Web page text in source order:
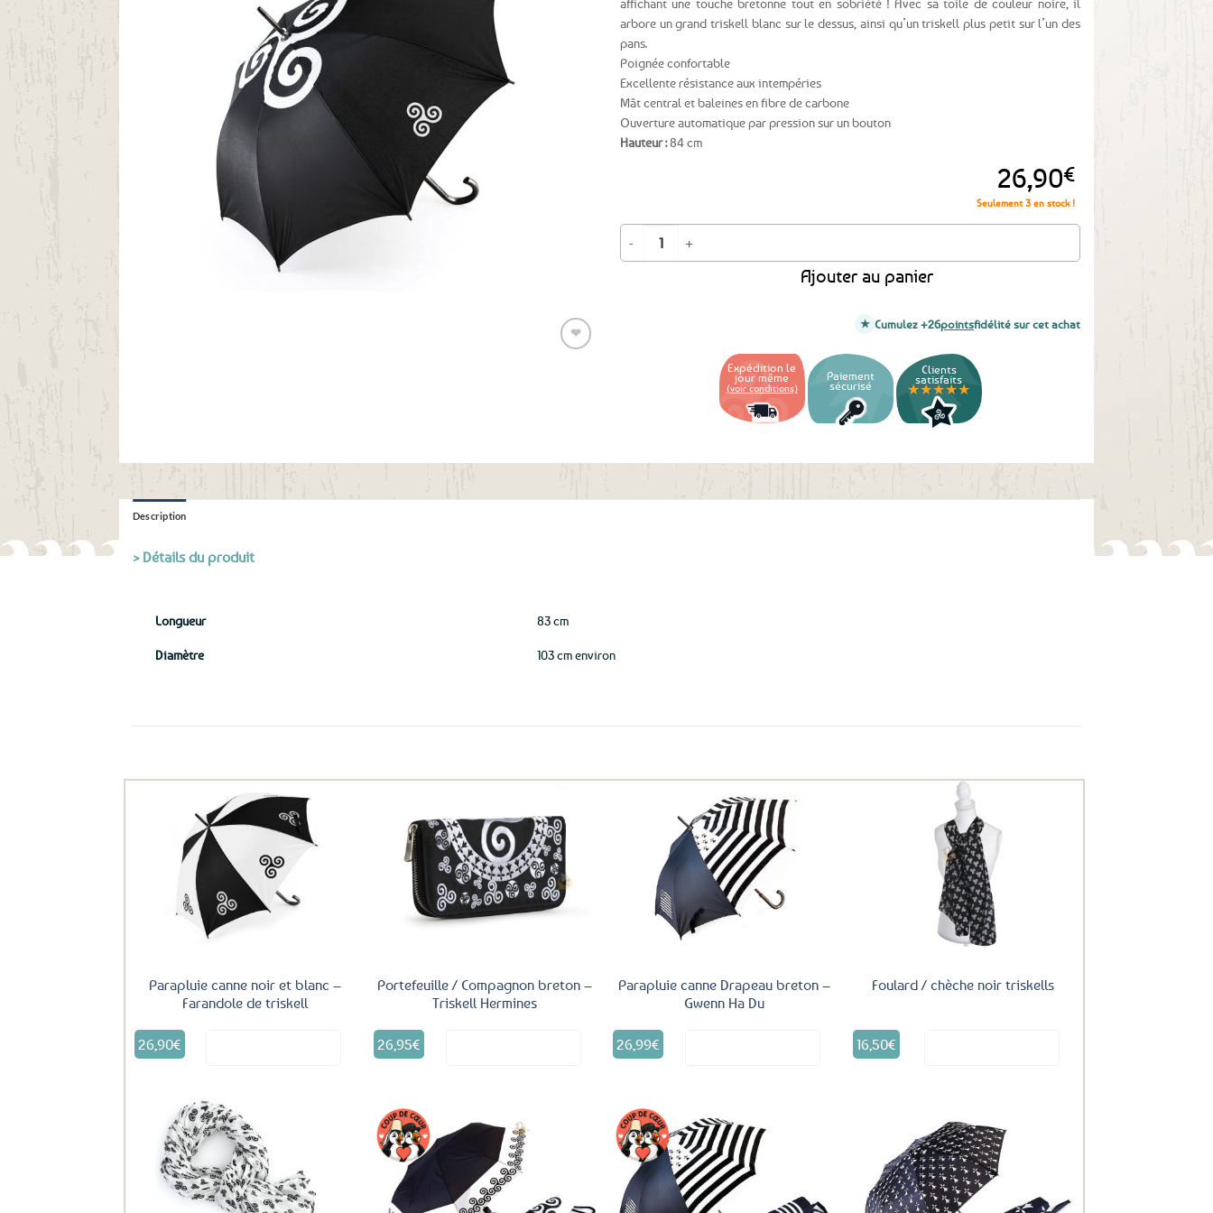
❤
affichant une touche bretonne tout en sobriété ! Avec sa toile de couleur noire, il
arbore un grand triskell blanc sur le dessus, ainsi qu’un triskell plus petit sur l’un des
pans.
Poignée confortable
Excellente résistance aux intempéries
Mât central et baleines en fibre de carbone
Ouverture automatique par pression sur un bouton
Hauteur :84 cm
26,90€
Seulement 3 en stock !
quantité de Parapluie canne noir et Triskell blanc
Ajouter au panier
Cumulez +26pointsfidélité sur cet achat
Expédition le
jour même
(voir conditions)
Paiement
sécurisé
Clients
satisfaits
★★★★★
Description
> Détails du produit
Longueur 83 cm
Diamètre 103 cm environ
Ajouter
Parapluie canne noir et blanc –
Farandole de triskell
26,90€
Ajouter
aux
favoris
Portefeuille / Compagnon breton –
Triskell Hermines
26,95€
Ajouter
Parapluie canne Drapeau breton –
Gwenn Ha Du
26,99€
Foulard / chèche noir triskells
16,50€
favoris